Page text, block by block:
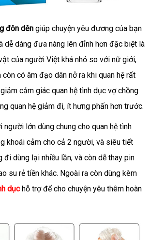
đôn dên giúp chuyện yêu đương của bạn
dễ dàng đưa nàng lên đỉnh hơn đặc biệt là
của người Việt khá nhỏ so với nữ giới,
có âm đạo dãn nở ra khi quan hệ rất
cảm giác quan hệ tình dục vợ chồng
quan hệ giảm đi, ít hưng phấn hơn trước.
lớn dùng chung cho quan hệ tình
khoái cảm cho cả 2 người, và siêu tiết
đi dùng lại nhiều lần, và còn dễ thay pin
su rẻ tiền khác. Ngoài ra còn dùng kèm
dụchỗ trợ để cho chuyện yêu thêm hoàn